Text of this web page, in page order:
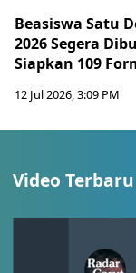
Beasiswa Satu
2026 Segera
Siapkan 109
12 Jul 2026, 3:09 PM
Video Terbaru